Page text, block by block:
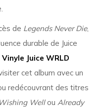
de Legends Never Die,
durable de Juice
Vinyle Juice WRLD
cet album avec un
redécouvrant des titres
Wishing Wellou Already